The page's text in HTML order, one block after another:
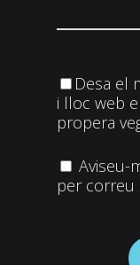
Desa el
i lloc web
propera
Aviseu-
per correu